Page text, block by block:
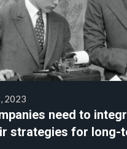
2023
need to
strategies for long-